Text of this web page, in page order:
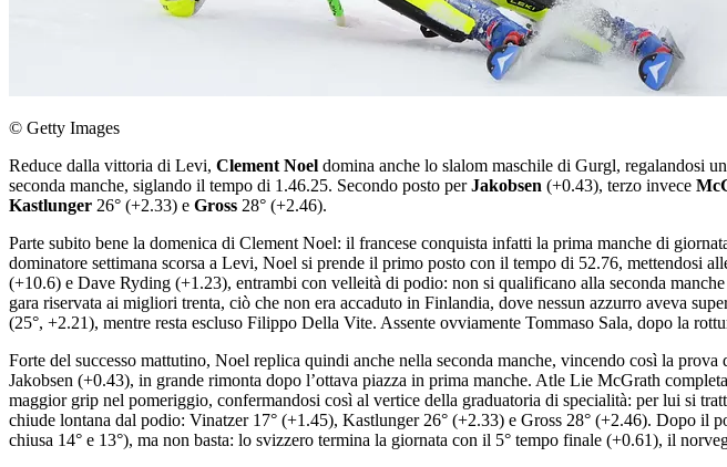
© Getty Images
Reduce dalla vittoria di Levi, Clement Noel domina anche lo slalom maschile di Gurgl, regalandosi
seconda manche, siglando il tempo di 1.46.25. Secondo posto perJakobsen (+0.43), terzo invece
Kastlunger 26° (+2.33) e Gross 28° (+2.46).
Parte subito bene la domenica di Clement Noel: il francese conquista infatti la prima manche di
dominatore settimana scorsa a Levi, Noel si prende il primo posto con il tempo di 52.76, mettendosi
(+10.6) e Dave Ryding (+1.23), entrambi con velleità di podio: non si qualificano alla seconda
gara riservata ai migliori trenta, ciò che non era accaduto in Finlandia, dove nessun azzurro aveva
(25°, +2.21), mentre resta escluso Filippo Della Vite. Assente ovviamente Tommaso Sala, dopo la
Forte del successo mattutino, Noel replica quindi anche nella seconda manche, vincendo così la
Jakobsen (+0.43), in grande rimonta dopo l’ottava piazza in prima manche. Atle Lie McGrath
maggior grip nel pomeriggio, confermandosi così al vertice della graduatoria di specialità: per lui si
chiude lontana dal podio: Vinatzer 17° (+1.45), Kastlunger 26° (+2.33) e Gross 28° (+2.46). Dopo
chiusa 14° e 13°), ma non basta: lo svizzero termina la giornata con il 5° tempo finale (+0.61), il